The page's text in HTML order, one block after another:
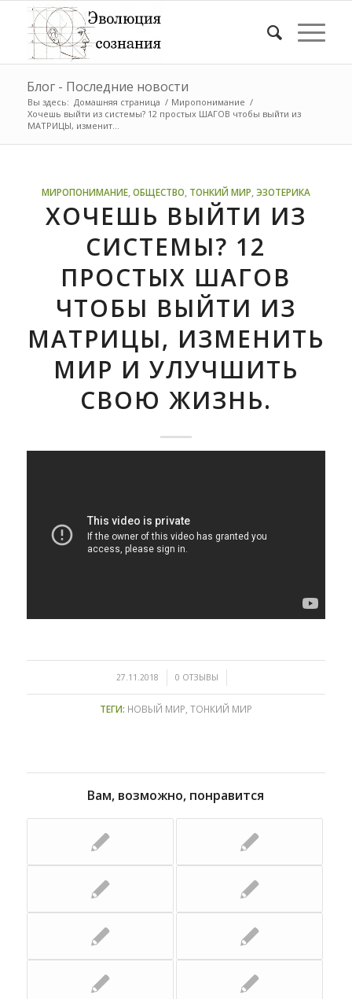
Блог - Последние новости
Вы здесь: Домашняя страница / Миропонимание /
Хочешь выйти из системы? 12 простых ШАГОВ чтобы выйти из
МАТРИЦЫ, изменит...
МИРОПОНИМАНИЕ, ОБЩЕСТВО ТОНКИЙ МИР ЭЗОТЕРИКА
ХОЧЕШЬ ВЫЙТИ ИЗ
СИСТЕМЫ? 12
ПРОСТЫХ ШАГОВ
ЧТОБЫ ВЫЙТИ ИЗ
МАТРИЦЫ, ИЗМЕНИТЬ
МИР И УЛУЧШИТЬ
СВОЮ ЖИЗНЬ.
27.11.2018
/ 0 ОТЗЫВЫ
/
ТЕГИ: НОВЫЙ МИР, ТОНКИЙ МИР
Вам, возможно, понравится